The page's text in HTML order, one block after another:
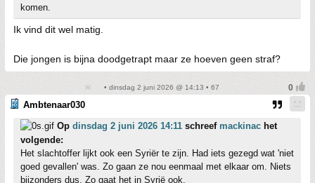
komen.
Ik vind dit wel matig.
Die jongen is bijna doodgetrapt maar ze hoeven geen straf?
• dinsdag 2 juni 2026 @ 14:13 • 67
Ambtenaar030
Op dinsdag 2 juni 2026 14:11 schreef mackinac het
volgende:
Het slachtoffer lijkt ook een Syriër te zijn. Had iets gezegd wat 'niet
goed gevallen' was. Zo gaan ze nou eenmaal met elkaar om. Niets
bijzonders dus. Zo gaat het in Syrië ook.